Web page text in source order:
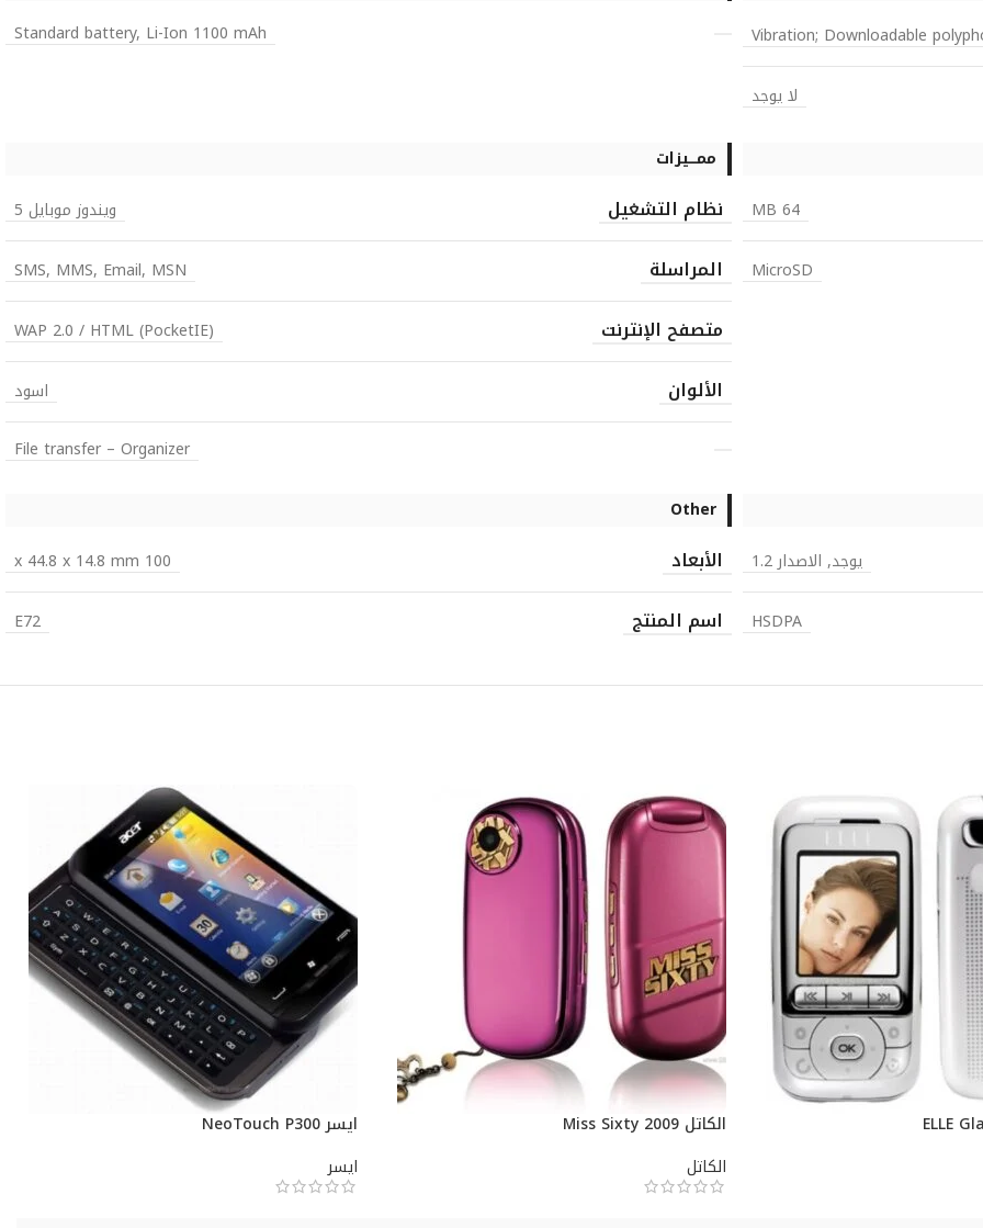
Vibration; Downloadable
لا يوجد
Standard battery, Li-Ion 1100 mAh
64 MB
MicroSD
ممـــيزات
نظام التشغيل ويندوز موبايل 5
المراسلة SMS, MMS, Email, MSN
متصفح الإنترنت WAP 2.0 / HTML (PocketIE)
الألوان
اسود
File transfer – Organizer
يوجد, الاصدار 1.2
HSDPA
Other
الأبعاد 100 x 44.8 x 14.8 mm
اسم المنتج E72
الكاتل Miss Sixty 2009
الكاتل
ايسر NeoTouch P300
ايسر